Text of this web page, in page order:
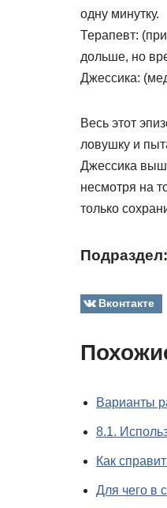
одну минутку.
Терапевт:
дольше, но
Джессика:
Весь этот
ловушку и
Джессика
несмотря на
только
Подраздел:
Вконтакте
Варианты
8.1.
Как
Для чего в